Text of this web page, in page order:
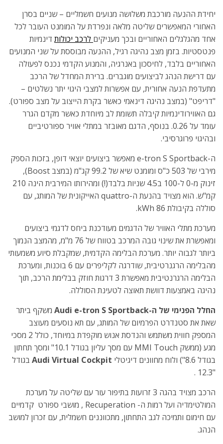
יחידת ההנעה מורכבת משלושה מנועים חשמליים – שניים בסרן
האחורי המאפשרים שליטה מלאה ונפרדת על המומנט העובר לכל
אחד מהגלגלים האחוריים ובכך מעניקים לרכב יכולות דינמיות
פנטסטיות. בזמן מצב נהיגה רגיל, ההנעה מבוססת על שני המנועים
האחוריים בלבד, לחיסכון באנרגיה, והמנוע הקדמי נכנס לפעולה
עם דרישת הנהג לביצועים מוגברים. ברירת המחדל של הרכב
מתעדפת הנעה אחורית, עם אפשרות למצבי היגוי יתר נשלטים –
"דריפט" (במצב נהיגה דינאמי כאשר בקרת הייצוב על מצב ספורט).
גם האווירודינמיות קיבלה תשומת לב מיוחדת כאשר מקדם הגרר
עומד על 0.26. בנוסף, הדגם מאובזר במתלי אוויר ספורטיביים
ובהיגוי פרוגרסיבי.
ה-e-tron S Sportback מאפשר ביצועים יוצאי דופן, בזכות הספק
מירבי של 503 כ"ס ומומנט שיא של 99.2 קג"מ (במצב Boost),
זינוק מ-0 ל-100 ב4.5 שניות בלבד(!) ומהירותו המירבית הינה 210
קמ"ש. הוא מצויד בהנעת ה-quattro האייקונית של המותג, עם
סוללה בקיבולת 86 kWh.
מערכת מתלי האוויר של הדגמים מעודכנת ביחס לדגמי ביצועים
ומאפשרת את שינוי גובה המרכב בטווח של 76 מ"מ, מהמצב הנמוך
ביותר לגבוה יותר. מערכת הבלימה הקדמית, שמקבלת סיוע משמעותי
מהבלימה הרגנרטיבית, שודרגה לקליפרים עם 6 בוכנות, ומערכת
הבלימה הרגרנטיבית מאפשרת 3 דרגות חוזק בבלימת הרכב, תוך
נהיגה באמצעות דוושת תאוצה לטעינת הסוללה.
החלל הפנימי של ה-Audi e-tron S Sportback משקף ביתר
שאת את סטנדרט הפרמיום של המותג, עם תא נוסעים מעוצב
המספק חווית משתמש והנדסת אנוש מוקפדת במיוחד, כולל 2 מסכי
מגע (ממשק MMI Touch עם מסך עליון בגודל 10.1" ומסך תחתון
בגודל 8.6") ולוח מחוונים דיגיטלי
Audi Virtual Cockpit בגודל
"12.3 .
הרכב מצויד בהגה 3 זרועות בתיפור עור עם שליטה על מערכת
המולטימדיה ועל רמות ה- Recuperation , מושבי ספורט קדמיים
עם חימום ותמיכה לגב התחתון, מתכווננים חשמלית, עם זכרון למושב
הנהג.